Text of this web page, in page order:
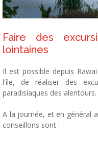
Faire des
lointaines
Il est possible depuis
l'île, de réaliser des
paradisiaques des alentours.
A la journée, et en général
conseillons sont :